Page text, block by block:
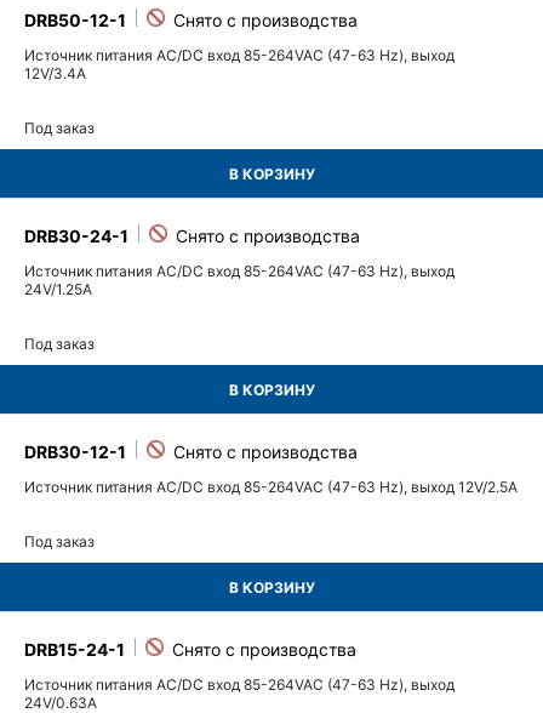
DRB50-12-1
Источник питания AC/DC вход 85-264VAC (47-63 Hz), выход
12V/3.4A
Под заказ
В КОРЗИНУ
DRB30-24-1
Источник питания AC/DC вход 85-264VAC (47-63 Hz), выход
24V/1.25A
Под заказ
В КОРЗИНУ
DRB30-12-1
Источник питания AC/DC вход 85-264VAC (47-63 Hz), выход 12V/2.5A
Под заказ
В КОРЗИНУ
DRB15-24-1
Источник питания AC/DC вход 85-264VAC (47-63 Hz), выход
24V/0.63A